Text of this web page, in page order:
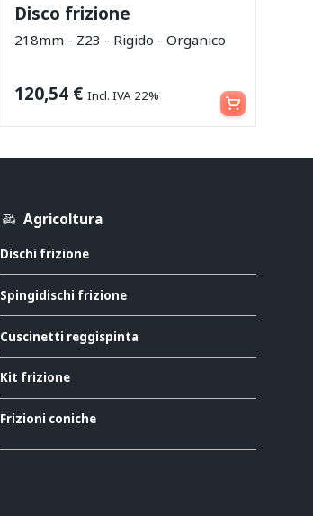
Disco frizione
218mm - Z23 - Rigido - Organico
120,54 € Incl. IVA 22% Leggi tutto
Agricoltura
Dischi frizione
Spingidischi frizione
Cuscinetti reggispinta
Kit frizione
Frizioni coniche